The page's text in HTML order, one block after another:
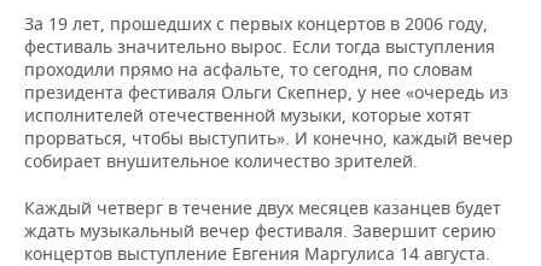
За 19 лет, прошедших с первых концертов в 2006 году,
фестиваль значительно вырос. Если тогда выступления
проходили прямо на асфальте, то сегодня, по словам
президента фестиваля Ольги Скепнер, у нее «очередь из
исполнителей отечественной музыки, которые хотят
прорваться, чтобы выступить». И конечно, каждый вечер
собирает внушительное количество зрителей.
Каждый четверг в течение двух месяцев казанцев будет
ждать музыкальный вечер фестиваля. Завершит серию
концертов выступление Евгения Маргулиса 14 августа.